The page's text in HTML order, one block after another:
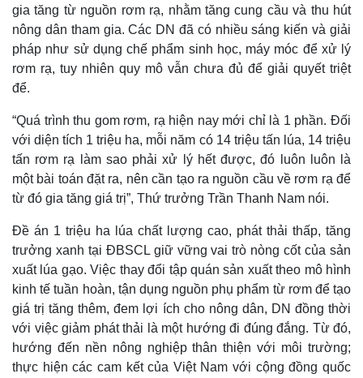
gia tăng từ nguồn rơm rạ, nhằm tăng cung cầu và thu hút
nông dân tham gia. Các DN đã có nhiều sáng kiến và giải
pháp như sử dụng chế phẩm sinh học, máy móc để xử lý
rơm rạ, tuy nhiên quy mô vẫn chưa đủ để giải quyết triệt
để.
“Quá trình thu gom rơm, rạ hiện nay mới chỉ là 1 phần. Đối
với diện tích 1 triệu ha, mỗi năm có 14 triệu tấn lúa, 14 triệu
tấn rơm rạ làm sao phải xử lý hết được, đó luôn luôn là
một bài toán đặt ra, nên cần tạo ra nguồn cầu về rơm rạ để
từ đó gia tăng giá trị”, Thứ trưởng Trần Thanh Nam nói.
Đề án 1 triệu ha lúa chất lượng cao, phát thải thấp, tăng
trưởng xanh tại ĐBSCL giữ vững vai trò nòng cốt của sản
xuất lúa gạo. Việc thay đổi tập quán sản xuất theo mô hình
kinh tế tuần hoàn, tận dụng nguồn phụ phẩm từ rơm để tạo
giá trị tăng thêm, đem lợi ích cho nông dân, DN đồng thời
với việc giảm phát thải là một hướng đi đúng đắng. Từ đó,
hướng đến nền nông nghiệp thân thiện với môi trường;
thực hiện các cam kết của Việt Nam với cộng đồng quốc